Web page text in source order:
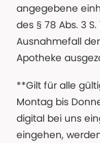
angegebene
des § 78 Abs. 3 S.
Ausnahmefall
Apotheke
**Gilt für alle
Montag bis
digital bei uns
eingehen,